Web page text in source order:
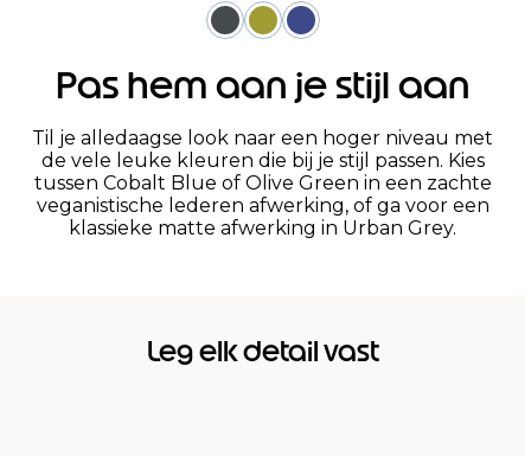
Pas hem aan je stijl aan
Til je alledaagse look naar een hoger niveau met
de vele leuke kleuren die bij je stijl passen. Kies
tussen Cobalt Blue of Olive Green in een zachte
veganistische lederen afwerking, of ga voor een
klassieke matte afwerking in Urban Grey.
Leg elk detail vast